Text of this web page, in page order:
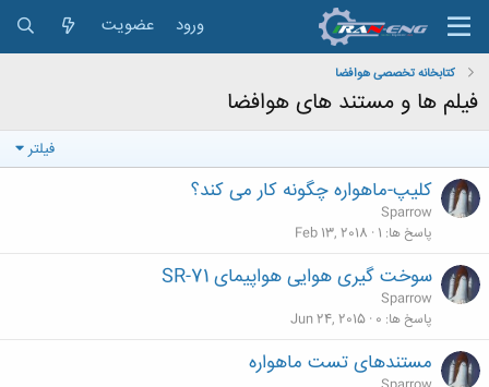
ورود عضویت
کتابخانه تخصصی هوافضا
فیلم ها و مستند های هوافضا
فیلتر
کلیپ-ماهواره چگونه کار می کند؟
Sparrow
پاسخ ها 1
Feb 13, 2018
سوخت گیری هوایی هواپیمای SR-71
Sparrow
پاسخ ها 0
Jun 24, 2015
مستندهای تست ماهواره